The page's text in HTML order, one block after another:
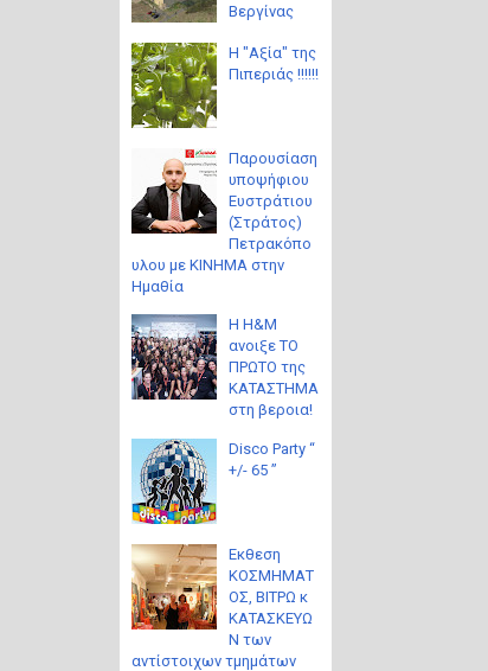
Βεργίνας
Η "Αξία" της
Πιπεριάς !!!!!!
Παρουσίαση
υποψήφιου
Ευστράτιου
(Στράτος)
Πετρακόπο
υλου με ΚΙΝΗΜΑ στην
Ημαθία
Η H&M
ανοιξε ΤΟ
ΠΡΩΤΟ της
ΚΑΤΑΣΤΗΜΑ
στη βεροια!
Disco Party “
+/- 65 ”
Eκθεση
ΚΟΣΜΗΜΑΤ
ΟΣ, ΒΙΤΡΩ κ
ΚΑΤΑΣΚΕΥΩ
Ν των
αντίστοιχων τμημάτων